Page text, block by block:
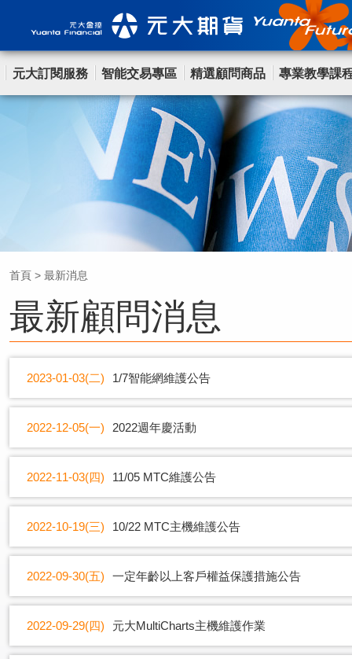
元大訂閱服務 智能交易專區 精選顧問商品 專業教學課
首頁 > 最新消息
最新顧問消息
2023-01-03(二) 1/7智能網維護公告
2022-12-05(一) 2022週年慶活動
2022-11-03(四) 11/05 MTC維護公告
2022-10-19(三) 10/22 MTC主機維護公告
2022-09-30(五) 一定年齡以上客戶權益保護措施公告
2022-09-29(四) 元大MultiCharts主機維護作業